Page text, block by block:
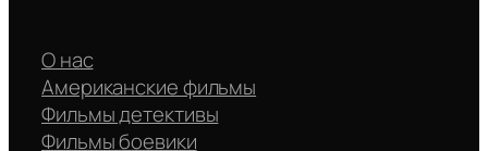
О нас
Американские фильмы
Фильмы детективы
Фильмы боевики